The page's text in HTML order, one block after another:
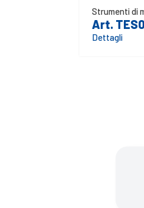
Strumenti di
Art.
Dettagli